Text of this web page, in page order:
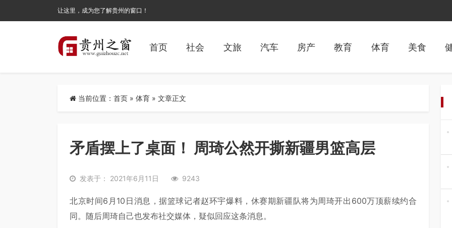
让这里，成为您了解贵州的窗口！
首页 社会 文旅 汽车 房产 教育 体育 美食
当前位置： 首页 » 体育 » 文章正文
矛盾摆上了桌面！ 周琦公然开撕新疆男篮高层
发表于： 2021年6月11日 9243
北京时间6月10日消息，据篮球记者赵环宇爆料，休赛期新疆队将为周琦开出600万顶薪续约合
同。随后周琦自己也发布社交媒体，疑似回应这条消息。